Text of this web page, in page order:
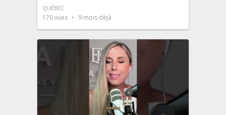
QUÉBEC
170vues 9 mois déjà